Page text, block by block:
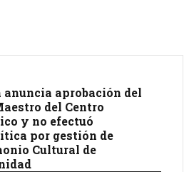
anuncia aprobación del
del Centro
y no efectuó
por gestión de
Cultural de